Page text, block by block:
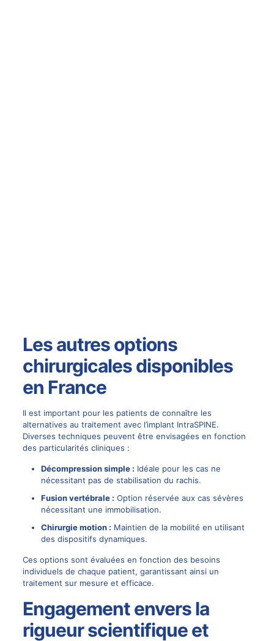
Les autres options
chirurgicales disponibles
en France
Il est important pour les patients de connaître les
alternatives au traitement avec l’implant IntraSPINE.
Diverses techniques peuvent être envisagées en fonction
des particularités cliniques :
Décompression simple : Idéale pour les cas ne
nécessitant pas de stabilisation du rachis.
Fusion vertébrale : Option réservée aux cas sévères
nécessitant une immobilisation.
Chirurgiemotion: Maintien de la mobilité en utilisant
des dispositifs dynamiques.
Ces options sont évaluées en fonction des besoins
individuels de chaque patient, garantissant ainsi un
traitement sur mesure et efficace.
Engagement envers la
rigueur scientifique et